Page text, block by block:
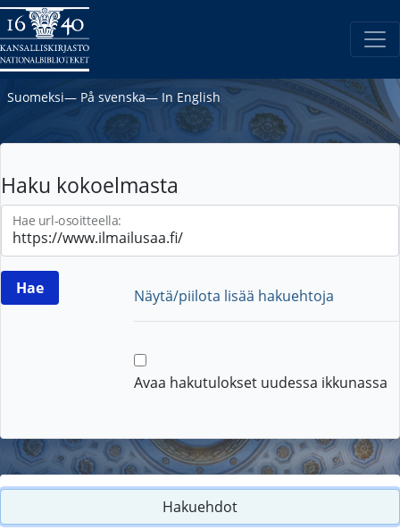
Suomeksi― På svenska― In English
Haku kokoelmasta
Hae url-osoitteella:
Näytä/piilota lisää hakuehtoja
Avaa hakutulokset uudessa ikkunassa
Hakuehdot